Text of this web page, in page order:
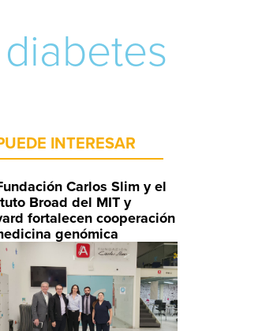
INTERESAR
Carlos Slim y el
Broad del MIT y
fortalecen cooperación
genómica